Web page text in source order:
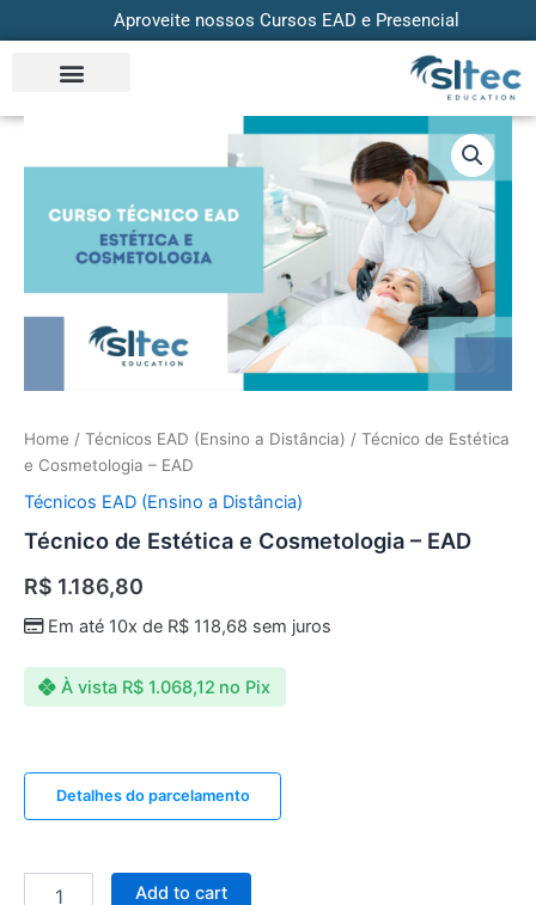
to
content
Aproveite nossos Cursos EAD e Presencial
Home / Técnicos EAD (Ensino a Distância) / Técnico de Estética
e Cosmetologia – EAD
Técnicos EAD (Ensino a Distância)
Técnico de Estética e Cosmetologia – EAD
R$ 1.186,80
Em até 10x de R$118,68 sem juros
À vista R$1.068,12 no Pix
Detalhes do parcelamento
Técnico
Estética
Cosmetologia
quantity
Add to cart